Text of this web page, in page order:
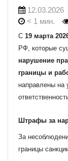
12.03.2026
< 1 мин.
С 19 марта
РФ, которые
нарушение
границы и
направлены на
Штрафы за
За
границы